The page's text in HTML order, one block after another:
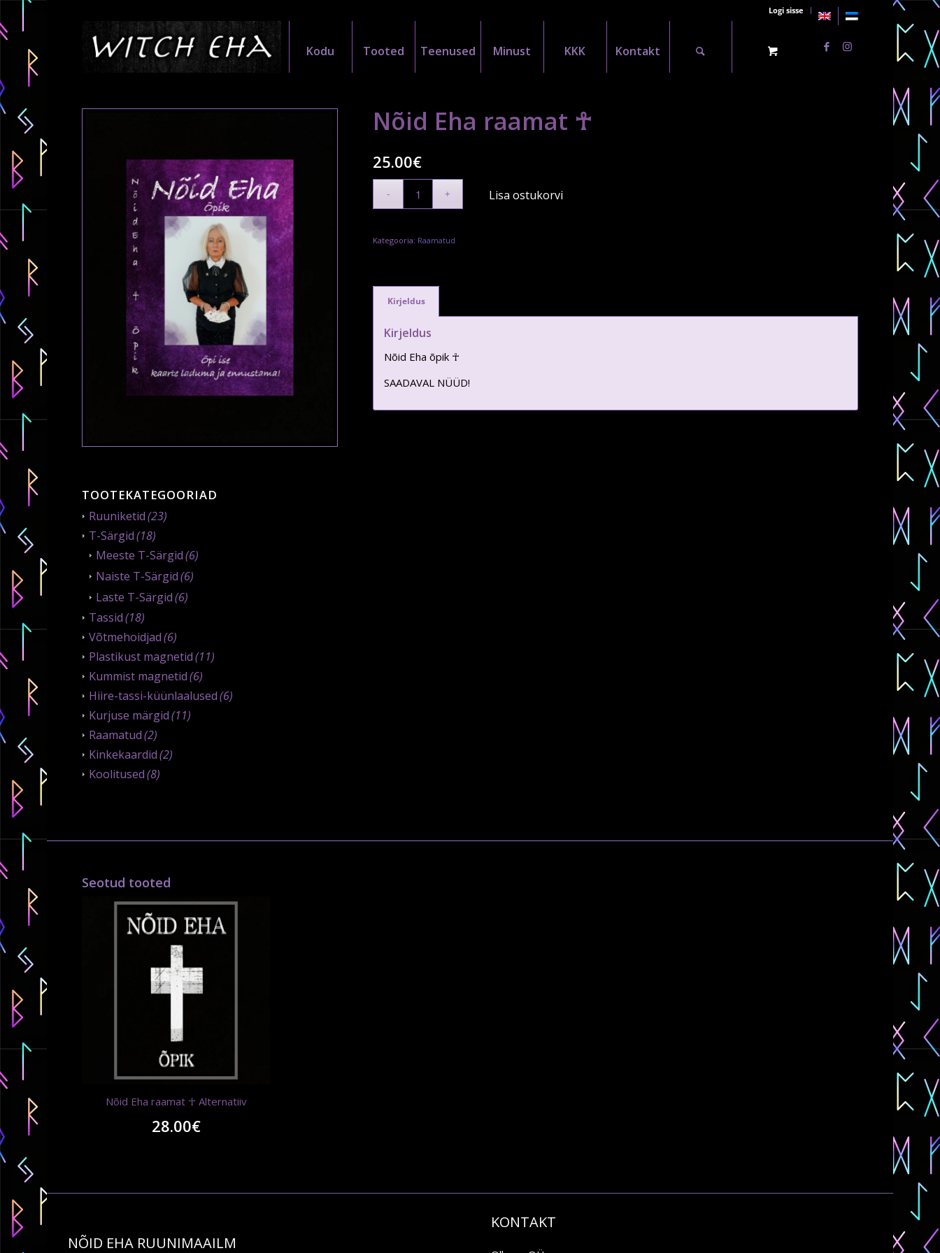
Logi sisse
Kodu Tooted Teenused Minust KKK Kontakt
TOOTEKATEGOORIAD
Ruuniketid(23)
T-Särgid(18)
Meeste T-Särgid(6)
Naiste T-Särgid(6)
Laste T-Särgid(6)
Tassid(18)
Võtmehoidjad(6)
Plastikust magnetid(11)
Kummist magnetid(6)
Hiire-tassi-küünlaalused(6)
Kurjuse märgid(11)
Raamatud(2)
Kinkekaardid(2)
Koolitused(8)
Nõid Eha raamat ☥
25.00€
Lisa ostukorvi
Kategooria: Raamatud
Kirjeldus
Kirjeldus
Nõid Eha õpik ☥
SAADAVAL NÜÜD!
Seotud tooted
Nõid Eha raamat ☥ Alternatiiv
28.00€
NÕID EHA RUUNIMAAILM
KONTAKT